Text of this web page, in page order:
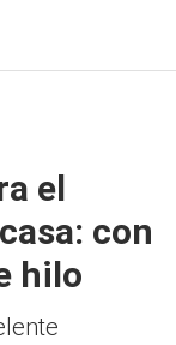
el
con
hilo